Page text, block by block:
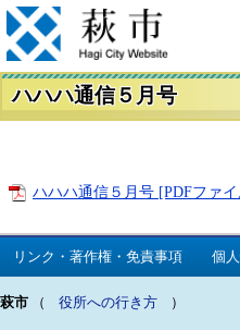
ハハハ通信５月号
ハハハ通信５月号 [PDFファ
リンク・著作権・免責事項 個
萩市 （ 役所への行き方 ）